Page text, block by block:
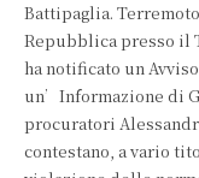
Battipaglia.
Repubblica presso il
ha notificato un
un’Informazione di
procuratori
contestano, a vario